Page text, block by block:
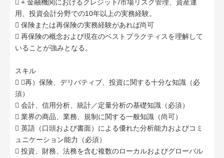
 + 金融機関におけるクレジット/市場リスク管理、資産運
用、投資会計分野での10年以上の実務経験。
 保険または再保険の実務経験があれば尚可
 再保険の概念および現在のベストプラクティスを理解して
いることが強みとなる。
スキル
 （再）保険、デリバティブ、投資に関する十分な知識（必
須）
 会計、信用分析、統計／定量分析の基礎知識（必須）
 業界の商品、業務、規制に関する一般知識（尚可）
 英語（口頭および書面）による優れた分析能力およびコミ
ュニケーション能力（必須）
 投資、財務、法務を含む複数のローカルおよびグローバル